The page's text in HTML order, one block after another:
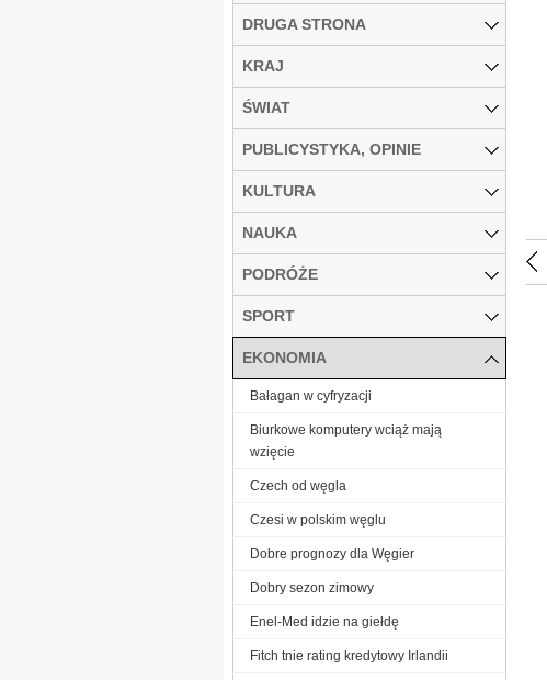
DRUGA STRONA
KRAJ
ŚWIAT
PUBLICYSTYKA, OPINIE
KULTURA
NAUKA
PODRÓŻE
SPORT
EKONOMIA
Bałagan w cyfryzacji
Biurkowe komputery wciąż mają
wzięcie
Czech od węgla
Czesi w polskim węglu
Dobre prognozy dla Węgier
Dobry sezon zimowy
Enel-Med idzie na giełdę
Fitch tnie rating kredytowy Irlandii